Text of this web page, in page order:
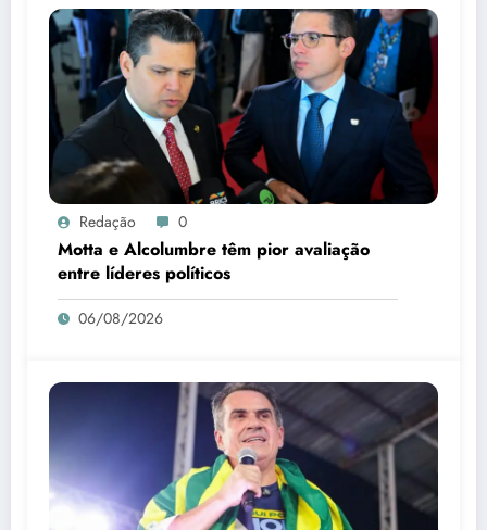
Redação 0
Motta e Alcolumbre têm pior avaliação
entre líderes políticos
06/08/2026